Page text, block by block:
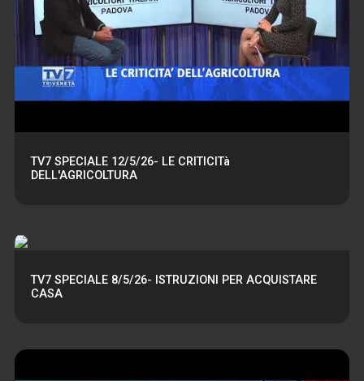
TV7 SPECIALE 12/5/26- LE CRITICITà
DELL'AGRICOLTURA
TV7 SPECIALE 8/5/26- ISTRUZIONI PER ACQUISTARE
CASA